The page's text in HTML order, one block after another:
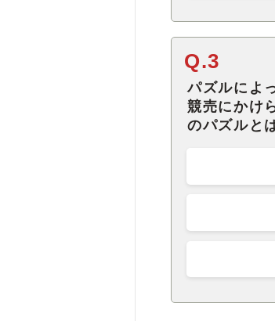
Q.3
パズルによ
競売にかけ
のパズルと